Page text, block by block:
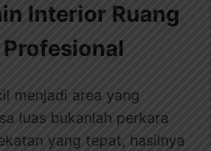
Interior Ruang
menjadi area yang
luas bukanlah perkara
yang tepat, hasilnya